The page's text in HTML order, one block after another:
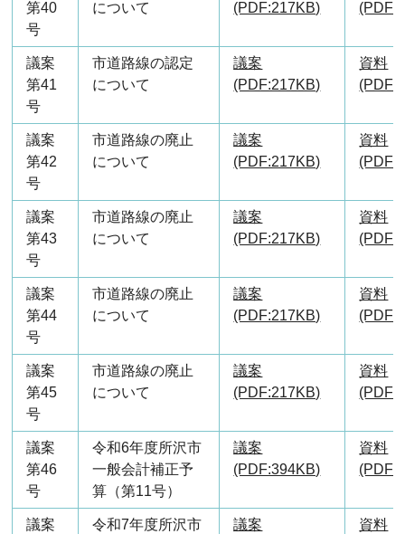
第40
号
について
(PDF:217KB)
議案
第41
号
市道路線の認定
について
議案
(PDF:217KB)
資料
議案
第42
号
市道路線の廃止
について
議案
(PDF:217KB)
資料
議案
第43
号
市道路線の廃止
について
議案
(PDF:217KB)
資料
議案
第44
号
市道路線の廃止
について
議案
(PDF:217KB)
資料
議案
第45
号
市道路線の廃止
について
議案
(PDF:217KB)
資料
議案
第46
号
令和6年度所沢市
一般会計補正予
算（第11号）
議案
(PDF:394KB)
資料
議案
令和7年度所沢市
議案
資料